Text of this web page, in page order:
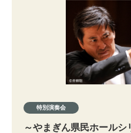
特別演奏会
～やまぎん県民ホール